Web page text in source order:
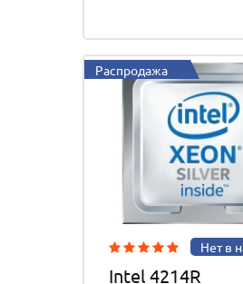
Распродажа
Нет в
Intel 4214R